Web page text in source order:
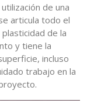
de una
articula todo el
de la
y tiene la
incluso
trabajo en la